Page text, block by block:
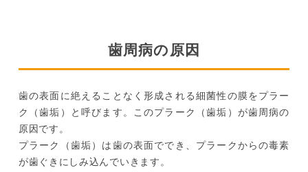
歯周病の原因
歯の表面に絶えることなく形成される細菌性の膜をプラー
ク（歯垢）と呼びます。このプラーク（歯垢）が歯周病の
原因です。
プラーク（歯垢）は歯の表面ででき、プラークからの毒素
が歯ぐきにしみ込んでいきます。